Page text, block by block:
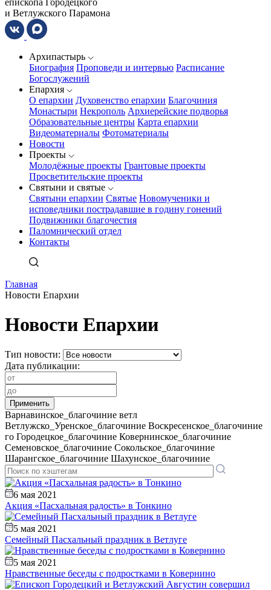
епископа Городецкого
и Ветлужского Парамона
Архипастырь
Биография Проповеди и интервью Расписание
Богослужений
Епархия
О епархии Духовенство епархии Благочиния
Монастыри Некрополь Архиерейские подворья
Образовательные центры Карта епархии
Видеоматериалы Фотоматериалы
Новости
Проекты
Молодёжные проекты Грантовые проекты
Просветительские проекты
Святыни и святые
Святыни епархии Святые Новомученики и
исповедники пострадавшие в годину гонений
Подвижники благочестия
Паломнический отдел
Контакты
Главная
Новости Епархии
Новости Епархии
Тип новости:
Дата публикации:
Варнавинское_благочиние ветл
Ветлужско_Уренское_благочиние Воскресенское_благочиние
го Городецкое_благочиние Ковернинское_благочиние
Семеновское_благочиние Сокольское_благочиние
Шарангское_благочиние Шахунское_благочиние
6 мая 2021
Акция «Пасхальная радость» в Тонкино
5 мая 2021
Семейный Пасхальный праздник в Ветлуге
5 мая 2021
Нравственные беседы с подростками в Ковернино